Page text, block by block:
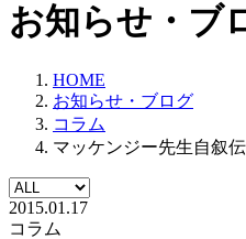
お知らせ・ブ
HOME
お知らせ・ブログ
コラム
マッケンジー先生自叙伝
2015.01.17
コラム